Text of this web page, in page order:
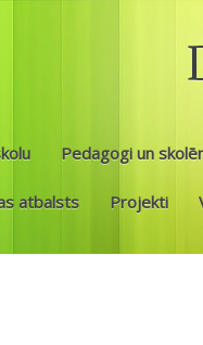
Pedagogi un
atbalsts Projekti